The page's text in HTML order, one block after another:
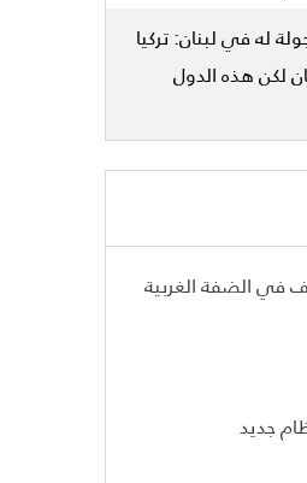
له في لبنان: تركيا
لكن هذه الدول
في الضفة الغربية
جديد